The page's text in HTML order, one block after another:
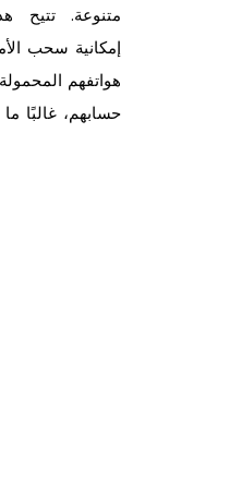
متنوعة. تتيح
إمكانية سحب
هواتفهم
حسابهم، غالبًا